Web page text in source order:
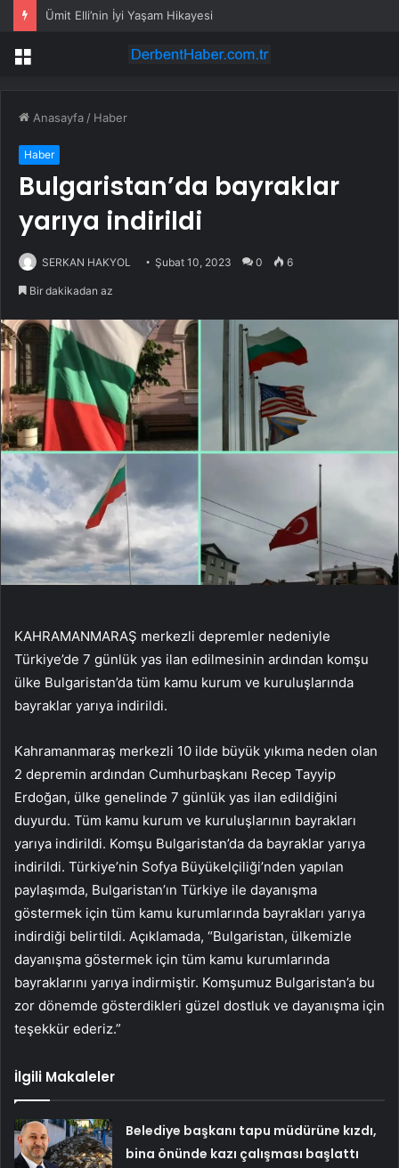
Ümit Elli’nin İyi Yaşam Hikayesi
Menü
Anasayfa / Haber
Haber
Bulgaristan’da bayraklar
yarıya indirildi
SERKAN HAKYOL Şubat 10, 2023 0 6
Bir dakikadan az
KAHRAMANMARAŞ merkezli depremler nedeniyle
Türkiye’de 7 günlük yas ilan edilmesinin ardından komşu
ülke Bulgaristan’da tüm kamu kurum ve kuruluşlarında
bayraklar yarıya indirildi.
Kahramanmaraş merkezli 10 ilde büyük yıkıma neden olan
2 depremin ardından Cumhurbaşkanı Recep Tayyip
Erdoğan, ülke genelinde 7 günlük yas ilan edildiğini
duyurdu. Tüm kamu kurum ve kuruluşlarının bayrakları
yarıya indirildi. Komşu Bulgaristan’da da bayraklar yarıya
indirildi. Türkiye’nin Sofya Büyükelçiliği’nden yapılan
paylaşımda, Bulgaristan’ın Türkiye ile dayanışma
göstermek için tüm kamu kurumlarında bayrakları yarıya
indirdiği belirtildi. Açıklamada, “Bulgaristan, ülkemizle
dayanışma göstermek için tüm kamu kurumlarında
bayraklarını yarıya indirmiştir. Komşumuz Bulgaristan’a bu
zor dönemde gösterdikleri güzel dostluk ve dayanışma için
teşekkür ederiz.”
İlgili Makaleler
Belediye başkanı tapu müdürüne kızdı,
bina önünde kazı çalışması başlattı